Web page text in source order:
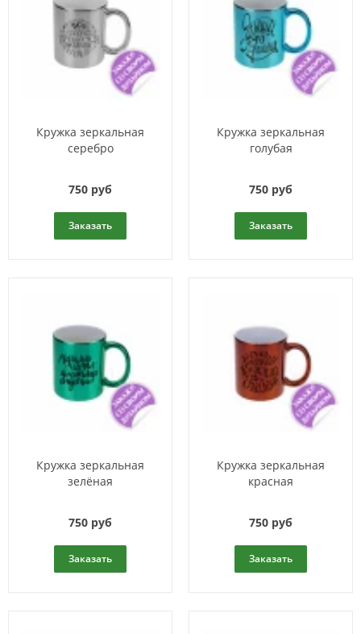
Кружка зеркальная
серебро
750 руб
Заказать
Кружка зеркальная
голубая
750 руб
Заказать
Кружка зеркальная
зелёная
750 руб
Заказать
Кружка зеркальная
красная
750 руб
Заказать